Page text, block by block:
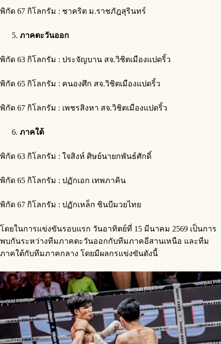
พิกัด 67 กิโลกรัม : ชาคริต ม.ราชภัฎสุรินทร์
ภาคตะวันออก
พิกัด 63 กิโลกรัม : ประจัญบาน สจ.วิชิตเมืองแปดริ้ว
พิกัด 65 กิโลกรัม : คนองศึก สจ.วิชิตเมืองแปดริ้ว
พิกัด 67 กิโลกรัม : เพชรสิงหา สจ.วิชิตเมืองแปดริ้ว
ภาคใต้
พิกัด 63 กิโลกรัม : ใจสิงห์ ศิษย์นายกพันธ์ศักดิ์
พิกัด 65 กิโลกรัม : ปฏักเอก เทพภาคิน
พิกัด 67 กิโลกรัม : ปฏักเหล็ก ซินบีมวยไทย
โดยในการแข่งขันรอบแรก วันอาทิตย์ที่ 15 มีนาคม 2569 เป็นการ
พบกันระหว่างทีมภาคตะวันออกกับทีมภาคอีสานเหนือ และทีม
ภาคใต้กับทีมภาคกลาง โดยมีผลกรแข่งขันดังนี้